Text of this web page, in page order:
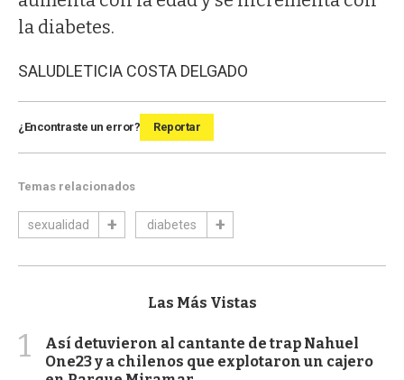
la diabetes.
SALUDLETICIA COSTA DELGADO
¿Encontraste un error? Reportar
Temas relacionados
sexualidad diabetes
Las Más Vistas
1
Así detuvieron al cantante de trap Nahuel
One23 y a chilenos que explotaron un cajero